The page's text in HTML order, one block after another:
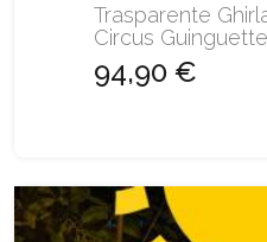
Trasparente
Circus
94,90 €